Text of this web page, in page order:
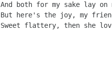
And both for my sake lay
But here's the joy, my
Sweet flattery, then she